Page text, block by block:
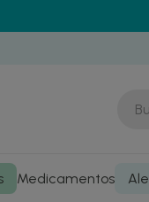
Medicamentos